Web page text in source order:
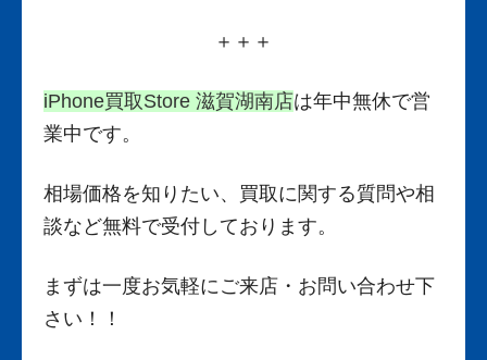
＋＋＋
iPhone買取Store 滋賀湖南店は年中無休で営
業中です。
相場価格を知りたい、買取に関する質問や相
談など無料で受付しております。
まずは一度お気軽にご来店・お問い合わせ下
さい！！